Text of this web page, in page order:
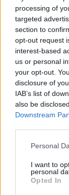
processing of
targeted
section to
opt-out request
interest-based
us or personal
your opt-out.
disclosure of
IAB’s list of
also be
Downstream
Personal
I want to
personal
Opted In
Produits
Audi RS3
défie la
Auto Pour